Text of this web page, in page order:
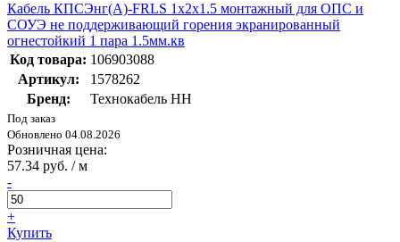
Кабель КПСЭнг(А)-FRLS 1х2х1.5 монтажный для ОПС и
СОУЭ не поддерживающий горения экранированный
огнестойкий 1 пара 1.5мм.кв
Код товара: 106903088
Артикул:
1578262
Бренд:
Технокабель НН
Под заказ
Обновлено 04.08.2026
Розничная цена:
57.34 руб. / м
-
+
Купить